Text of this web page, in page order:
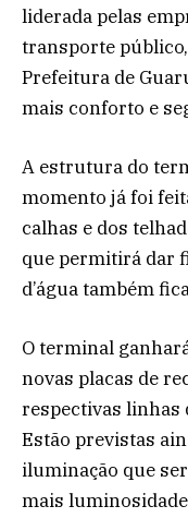
liderada pelas
transporte
Prefeitura de
mais conforto e
A estrutura do
momento já foi
calhas e dos
que permitirá dar
d’água também
O terminal
novas placas de
respectivas linhas
Estão previstas
iluminação que
mais